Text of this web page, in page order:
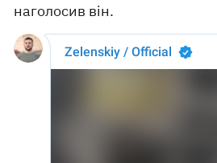
наголосив він.